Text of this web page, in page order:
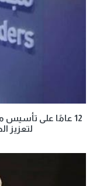
12 عامًا على
لتعزيز